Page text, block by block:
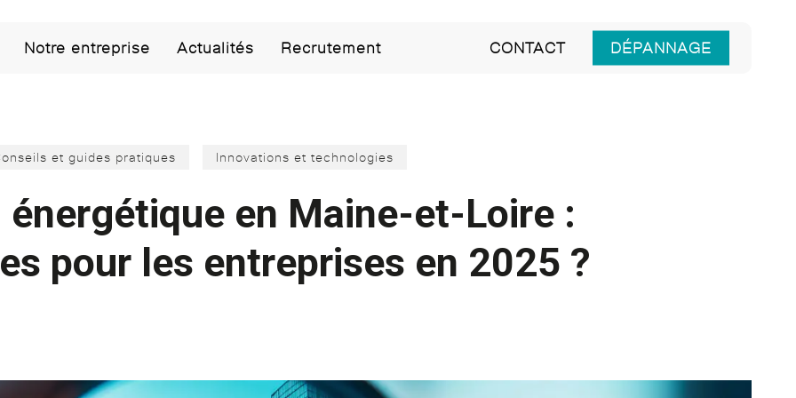
Notre entreprise Actualités Recrutement CONTACT DÉPANNAGE
et guides pratiques Innovations et technologies
en Maine-et-Loire :
pour les entreprises en 2025 ?